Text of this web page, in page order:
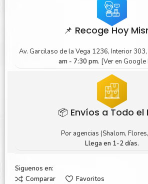
📌 Recoge Hoy
Av. Garcilaso de la Vega 1236, Interior 303,
am - 7:30 pm. [Ver en Google
📦 Envíos a Todo el
Por agencias (Shalom,
Llega en 1-2 días.
Siguenos en:
Comparar
Favoritos